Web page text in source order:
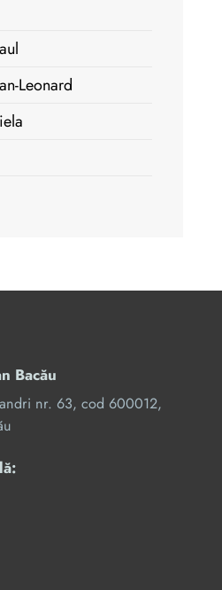
Leonard
Bacău
nr. 63, cod 600012,